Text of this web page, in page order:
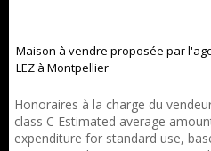
Maison à vendre proposée par
LEZ à Montpellier
Honoraires à la charge du
class C Estimated average
expenditure for standard use,